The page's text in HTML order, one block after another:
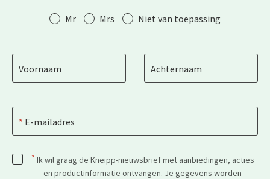
Aanhef Mr Mrs Niet van toepassing
Voornaam Achternaam
E-mailadres
* Ik wil graag de Kneipp-nieuwsbrief met aanbiedingen, acties
en productinformatie ontvangen. Je gegevens worden